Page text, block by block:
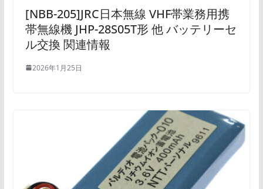
[NBB-205]JRC日本無線 VHF帯業務用携
帯無線機 JHP-28S05T形 他 バッテリーセ
ル交換 関連情報
2026年1月25日